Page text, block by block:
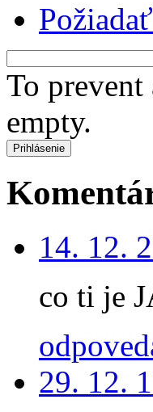
To prevent
empty.
14. 12.
co ti je
29. 12.